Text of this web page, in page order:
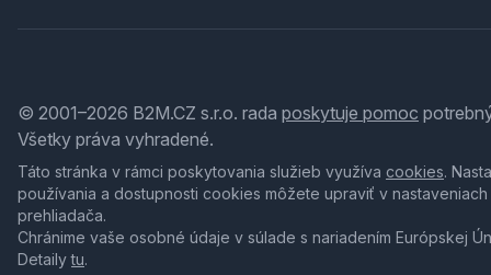
© 2001–2026 B2M.CZ s.r.o. rada poskytuje pomoc
Všetky práva vyhradené.
Táto stránka v rámci poskytovania služieb využíva cookies.
používania a dostupnosti cookies môžete upraviť v nastaveniach
prehliadača.
Chránime vaše osobné údaje v súlade s nariadením Európskej
Detailytu.